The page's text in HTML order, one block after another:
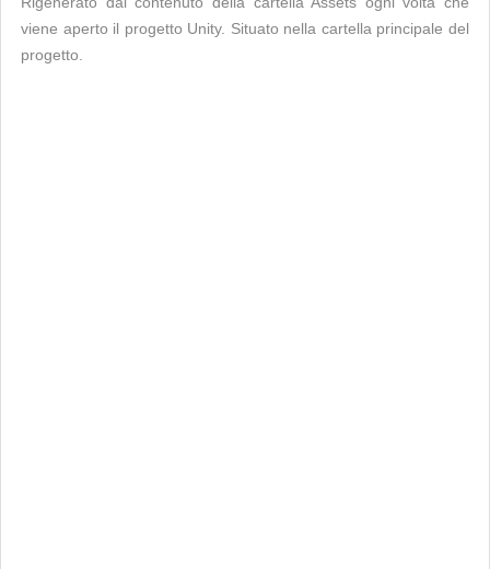
viene aperto il progetto Unity. Situato nella cartella principale del
progetto.